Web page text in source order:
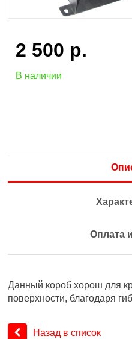
2 500 р.
В наличии
Оплата
Данный короб хорош для
поверхности, благодаря
Назад в список